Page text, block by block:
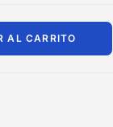
AL CARRITO